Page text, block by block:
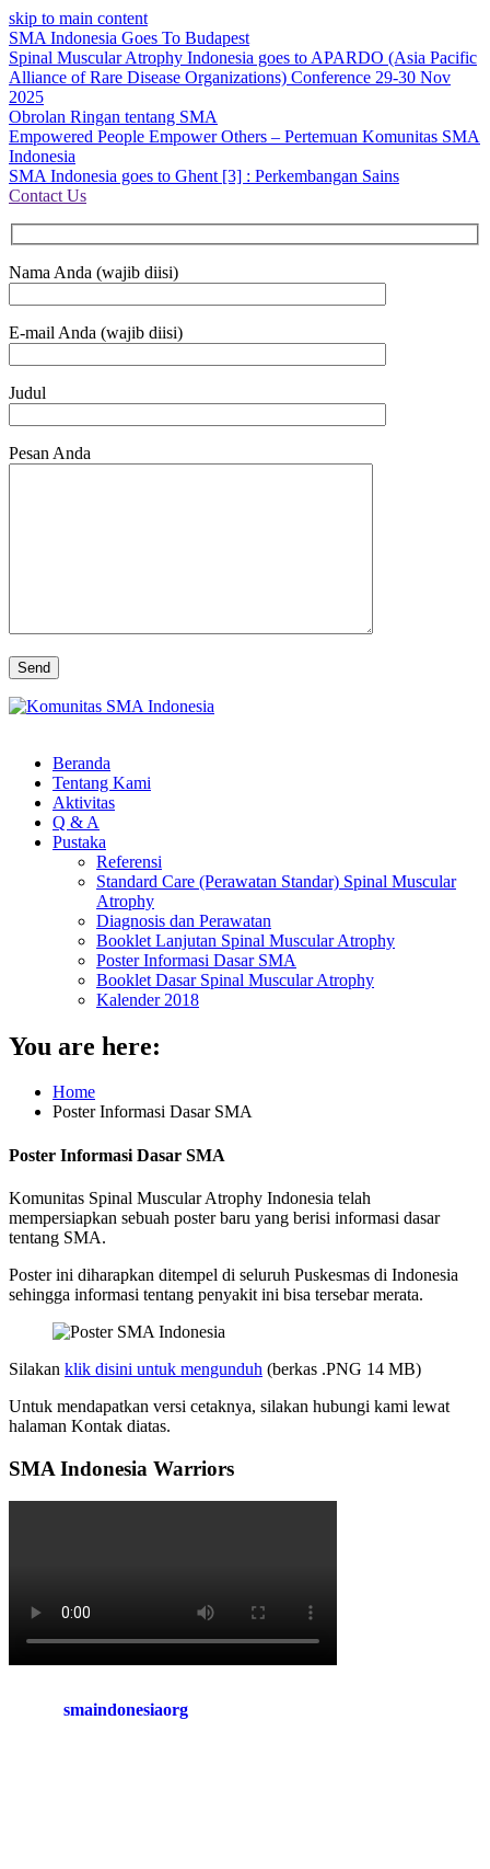
skip to main content
SMA Indonesia Goes To Budapest
Spinal Muscular Atrophy Indonesia goes to APARDO (Asia Pacific
Alliance of Rare Disease Organizations) Conference 29-30 Nov
2025
Obrolan Ringan tentang SMA
Empowered People Empower Others – Pertemuan Komunitas SMA
Indonesia
SMA Indonesia goes to Ghent [3] : Perkembangan Sains
Contact Us
Nama Anda (wajib diisi)
E-mail Anda (wajib diisi)
Judul
Pesan Anda
Beranda
Tentang Kami
Aktivitas
Q & A
Pustaka
Referensi
Standard Care (Perawatan Standar) Spinal Muscular
Atrophy
Diagnosis dan Perawatan
Booklet Lanjutan Spinal Muscular Atrophy
Poster Informasi Dasar SMA
Booklet Dasar Spinal Muscular Atrophy
Kalender 2018
You are here:
Home
Poster Informasi Dasar SMA
Poster Informasi Dasar SMA
Komunitas Spinal Muscular Atrophy Indonesia telah
mempersiapkan sebuah poster baru yang berisi informasi dasar
tentang SMA.
Poster ini diharapkan ditempel di seluruh Puskesmas di Indonesia
sehingga informasi tentang penyakit ini bisa tersebar merata.
Silakan klik disini untuk mengunduh (berkas .PNG 14 MB)
Untuk mendapatkan versi cetaknya, silakan hubungi kami lewat
halaman Kontak diatas.
SMA Indonesia Warriors
smaindonesiaorg